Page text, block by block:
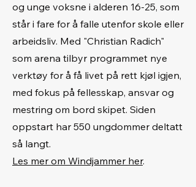
og unge voksne i alderen 16-25, som
står i fare for å falle utenfor skole eller
arbeidsliv. Med "Christian Radich"
som arena tilbyr programmet nye
verktøy for å få livet på rett kjøl igjen,
med fokus på fellesskap, ansvar og
mestring om bord skipet. Siden
oppstart har 550 ungdommer deltatt
så langt.
Les mer om Windjammer her.